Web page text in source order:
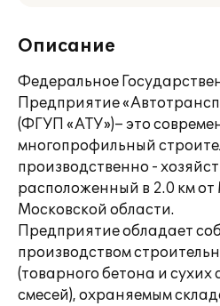
Описание
Федеральное
Предприятие
(ФГУП «АТУ»)– это
многопрофильный
производственно -
расположенный в 2.0 км
Московской области.
Предприятие обладает
производством
(товарного бетона и сухих
смесей), охраняемым